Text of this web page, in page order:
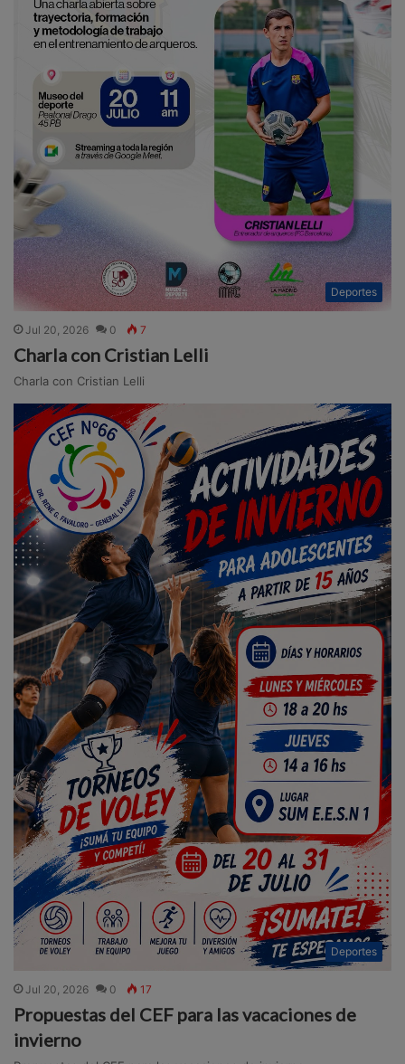
Deportes
Jul 20, 2026 0 7
Charla con Cristian Lelli
Charla con Cristian Lelli
Deportes
Jul 20, 2026 0 17
Propuestas del CEF para las vacaciones de
invierno